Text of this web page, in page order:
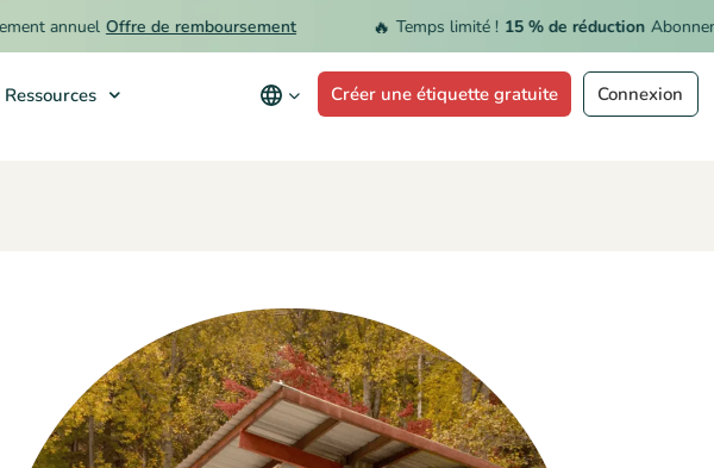
annuel Offre de remboursement Temps limité ! 15 % de réduction Abonnement
Ressources Créer une étiquette gratuite Connexion